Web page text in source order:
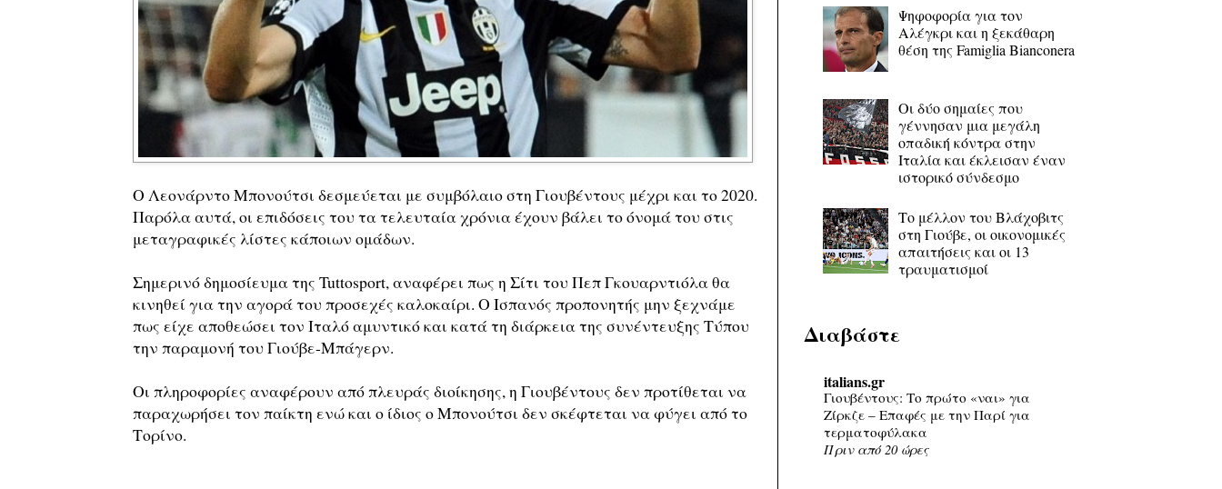
Ο Λεονάρντο Μπονούτσι δεσμεύεται με συμβόλαιο στη Γιουβέντους μέχρι και το 2020.
Παρόλα αυτά, οι επιδόσεις του τα τελευταία χρόνια έχουν βάλει το όνομά του στις
μεταγραφικές λίστες κάποιων ομάδων.
Σημερινό δημοσίευμα της Tuttosport, αναφέρει πως η Σίτι του Πεπ Γκουαρντιόλα θα
κινηθεί για την αγορά του προσεχές καλοκαίρι. Ο Ισπανός προπονητής μην ξεχνάμε
πως είχε αποθεώσει τον Ιταλό αμυντικό και κατά τη διάρκεια της συνέντευξης Τύπου
την παραμονή του Γιούβε-Μπάγερν.
Οι πληροφορίες αναφέρουν από πλευράς διοίκησης, η Γιουβέντους δεν προτίθεται να
παραχωρήσει τον παίκτη ενώ και ο ίδιος ο Μπονούτσι δεν σκέφτεται να φύγει από το
Τορίνο.
Ψηφοφορία για τον
Αλέγκρι και η ξεκάθαρη
θέση της Famiglia Bianconera
Οι δύο σημαίες που
γέννησαν μια μεγάλη
οπαδική κόντρα στην
Ιταλία και έκλεισαν έναν
ιστορικό σύνδεσμο
Το μέλλον του Βλάχοβιτς
στη Γιούβε, οι οικονομικές
απαιτήσεις και οι 13
τραυματισμοί
Διαβάστε
italians.gr
Γιουβέντους: Το πρώτο «ναι» για
Ζίρκζε – Επαφές με την Παρί για
τερματοφύλακα
Πριν από 20 ώρες